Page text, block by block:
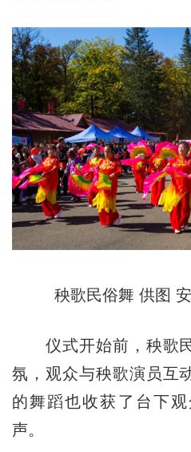
秧歌民俗舞 供图
仪式开始前，秧歌民
氛，观众与秧歌演员互
的舞蹈也收获了台下
声。